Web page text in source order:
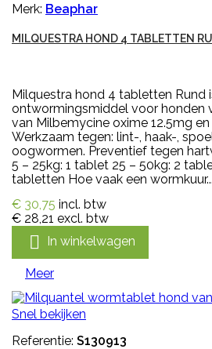
Merk: Beaphar
MILQUESTRA HOND 4 TABLETTEN
Milquestra hond 4 tabletten Rund
ontwormingsmiddel voor honden
van Milbemycine oxime 12.5mg
Werkzaam tegen: lint-, haak-,
oogwormen. Preventief tegen
5 – 25kg: 1 tablet 25 – 50kg: 2
tabletten Hoe vaak een wormkuur...
€ 30,75 incl. btw
€ 28,21 excl. btw
 In winkelwagen
Meer
Snel bekijken
Referentie: S130913